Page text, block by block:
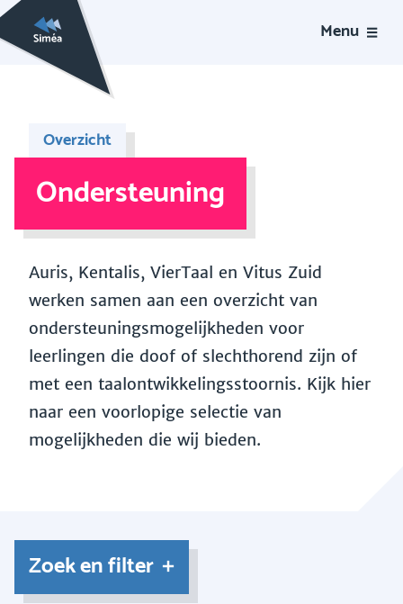
Menu
Overzicht
Ondersteuning
Auris, Kentalis, VierTaal en Vitus Zuid
werken samen aan een overzicht van
ondersteuningsmogelijkheden voor
leerlingen die doof of slechthorend zijn of
met een taalontwikkelingsstoornis. Kijk hier
naar een voorlopige selectie van
mogelijkheden die wij bieden.
Zoek en filter